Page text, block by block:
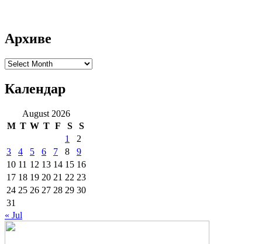
Архиве
Архиве
Календар
August 2026
M T W T F S
S
1
2
3
4 5 6 7 8
9
10 11 12 13 14 15 16
17 18 19 20 21 22 23
24 25 26 27 28 29 30
31
« Jul